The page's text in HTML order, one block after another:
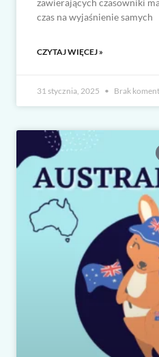
zawierających czasowniki
czas na wyjaśnienie samych
CZYTAJ WIĘCEJ »
31 stycznia, 2025 Brak